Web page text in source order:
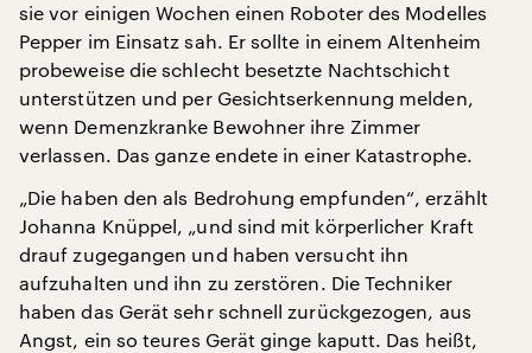
sie vor einigen Wochen einen Roboter des Modelles
Pepper im Einsatz sah. Er sollte in einem Altenheim
probeweise die schlecht besetzte Nachtschicht
unterstützen und per Gesichtserkennung melden,
wenn Demenzkranke Bewohner ihre Zimmer
verlassen. Das ganze endete in einer Katastrophe.
„Die haben den als Bedrohung empfunden“, erzählt
Johanna Knüppel, „und sind mit körperlicher Kraft
drauf zugegangen und haben versucht ihn
aufzuhalten und ihn zu zerstören. Die Techniker
haben das Gerät sehr schnell zurückgezogen, aus
Angst, ein so teures Gerät ginge kaputt. Das heißt,